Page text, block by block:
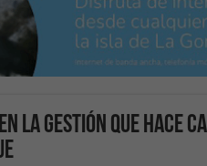
la gestión que hace